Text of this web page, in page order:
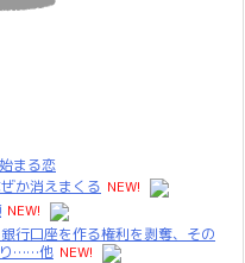
まる恋
か消えまくる NEW!
NEW!
行口座を作る権利を剥奪、その
り……他 NEW!